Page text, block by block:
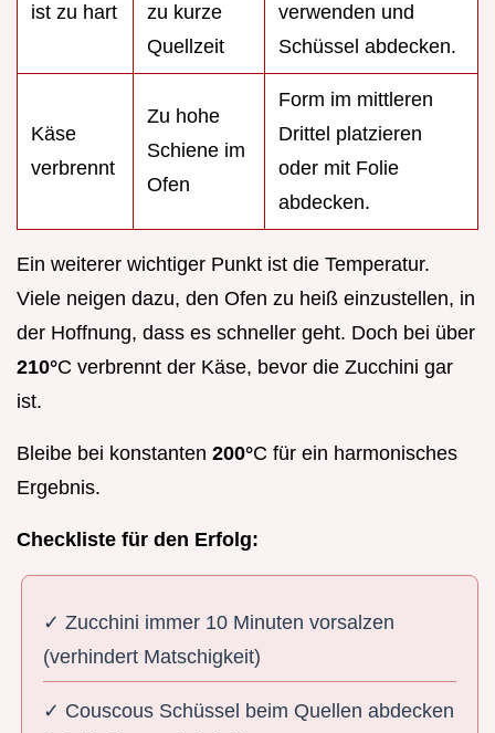
ist zu hart
zu kurze
Quellzeit
verwenden und
Schüssel abdecken.
Käse
verbrennt
Zu hohe
Schiene im
Ofen
Form im mittleren
Drittel platzieren
oder mit Folie
abdecken.
Ein weiterer wichtiger Punkt ist die Temperatur.
Viele neigen dazu, den Ofen zu heiß einzustellen, in
der Hoffnung, dass es schneller geht. Doch bei über
210°C verbrennt der Käse, bevor die Zucchini gar
ist.
Bleibe bei konstanten 200°C für ein harmonisches
Ergebnis.
Checkliste für den Erfolg:
✓ Zucchini immer 10 Minuten vorsalzen
(verhindert Matschigkeit)
✓ Couscous Schüssel beim Quellen abdecken